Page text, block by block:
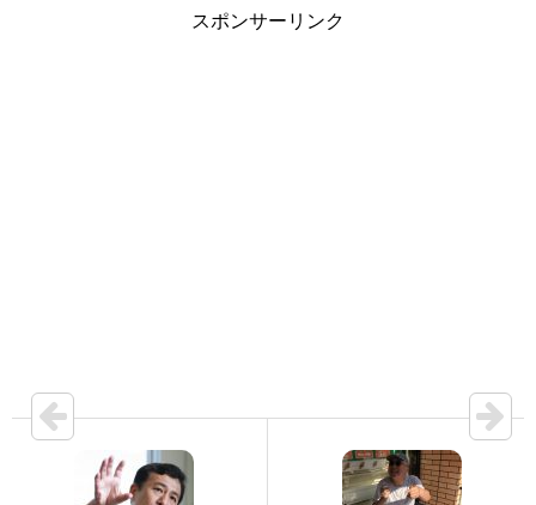
スポンサーリンク